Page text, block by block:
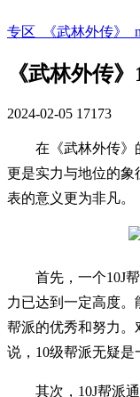
专区_《武林外传》
《武林外传
2024-02-05 17173
在《武林外传》
更是实力与地位的象
表的意义更为非凡。
首先，一个10J
力已达到一定高度
帮派的优秀和努力。
说，10级帮派无疑是
其次，10J帮派